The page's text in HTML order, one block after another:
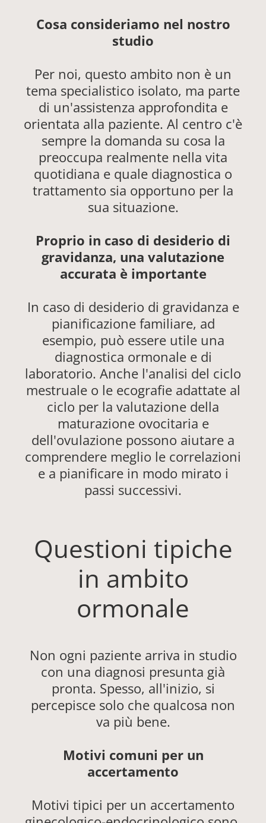
Cosa consideriamo nel nostro
studio
Per noi, questo ambito non è un
tema specialistico isolato, ma parte
di un'assistenza approfondita e
orientata alla paziente. Al centro c'è
sempre la domanda su cosa la
preoccupa realmente nella vita
quotidiana e quale diagnostica o
trattamento sia opportuno per la
sua situazione.
Proprio in caso di desiderio di
gravidanza, una valutazione
accurata è importante
In caso di desiderio di gravidanza e
pianificazione familiare, ad
esempio, può essere utile una
diagnostica ormonale e di
laboratorio. Anche l'analisi del ciclo
mestruale o le ecografie adattate al
ciclo per la valutazione della
maturazione ovocitaria e
dell'ovulazione possono aiutare a
comprendere meglio le correlazioni
e a pianificare in modo mirato i
passi successivi.
Questioni tipiche
in ambito
ormonale
Non ogni paziente arriva in studio
con una diagnosi presunta già
pronta. Spesso, all'inizio, si
percepisce solo che qualcosa non
va più bene.
Motivi comuni per un
accertamento
Motivi tipici per un accertamento